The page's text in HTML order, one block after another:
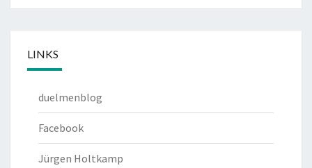
LINKS
duelmenblog
Facebook
Jürgen Holtkamp